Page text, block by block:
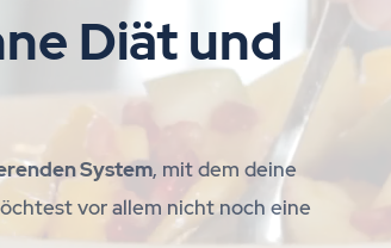
Diät und
System, mit dem deine
vor allem nicht noch eine